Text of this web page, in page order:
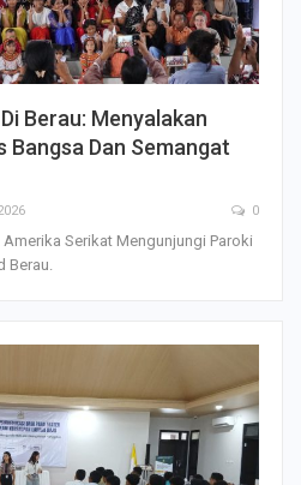
Berau: Menyalakan
Bangsa Dan Semangat
0
Serikat Mengunjungi Paroki
Berau.